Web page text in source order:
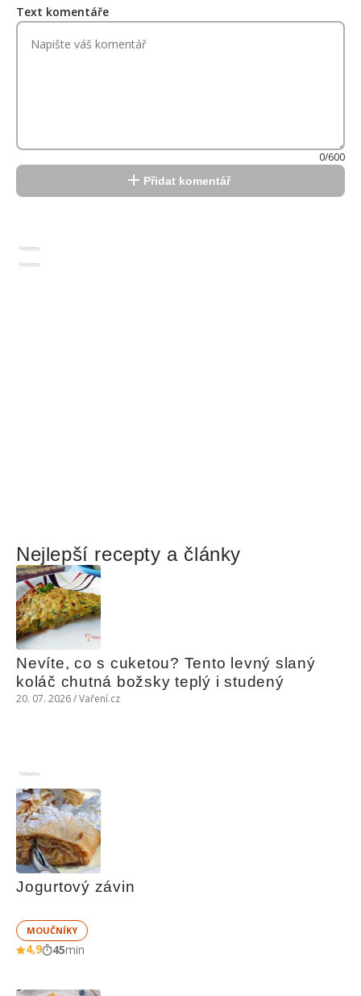
Text komentáře
0/600
Přidat komentář
Reklama
Reklama
Nejlepší recepty a články
Nevíte, co s cuketou? Tento levný slaný
koláč chutná božsky teplý i studený
20. 07. 2026 / Vaření.cz
Reklama
Jogurtový závin
MOUČNÍKY
4,9 45min